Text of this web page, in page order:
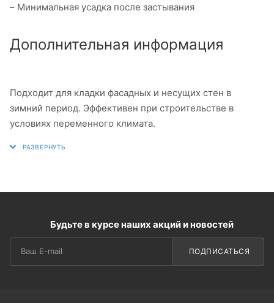
– Минимальная усадка после застывания
Дополнительная информация
Подходит для кладки фасадных и несущих стен в
зимний период. Эффективен при строительстве в
условиях переменного климата.
Будьте в курсе наших акций и новостей
ПОДПИСАТЬСЯ